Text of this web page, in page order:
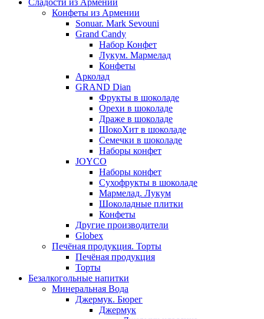
Сладости из Армении
Конфеты из Армении
Sonuar. Mark Sevouni
Grand Candy
Набор Конфет
Лукум. Мармелад
Конфеты
Арколад
GRAND Dian
Фрукты в шоколаде
Орехи в шоколаде
Драже в шоколаде
ШокоХит в шоколаде
Семечки в шоколаде
Наборы конфет
JOYCO
Наборы конфет
Сухофрукты в шоколаде
Мармелад. Лукум
Шоколадные плитки
Конфеты
Другие производители
Globex
Печёная продукция. Торты
Печёная продукция
Торты
Безалкогольные напитки
Минеральная Вода
Джермук. Бюрег
Джермук